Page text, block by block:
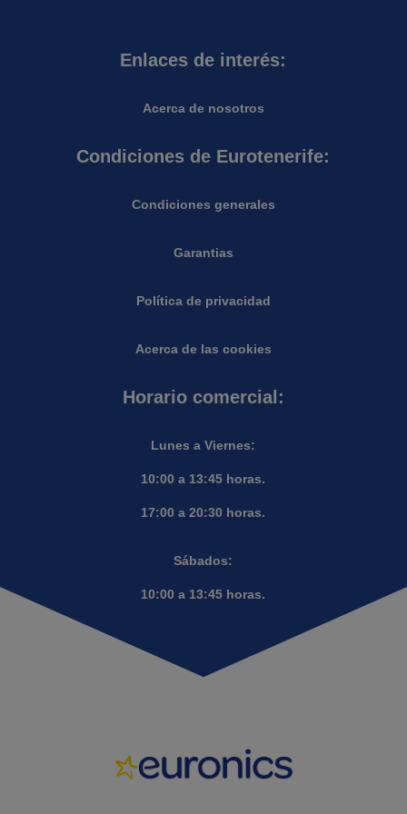
Enlaces de interés:
Acerca de nosotros
Condiciones de Eurotenerife:
Condiciones generales
Garantias
Política de privacidad
Acerca de las cookies
Horario comercial:
Lunes a Viernes:
10:00 a 13:45 horas.
17:00 a 20:30 horas.
Sábados:
10:00 a 13:45 horas.